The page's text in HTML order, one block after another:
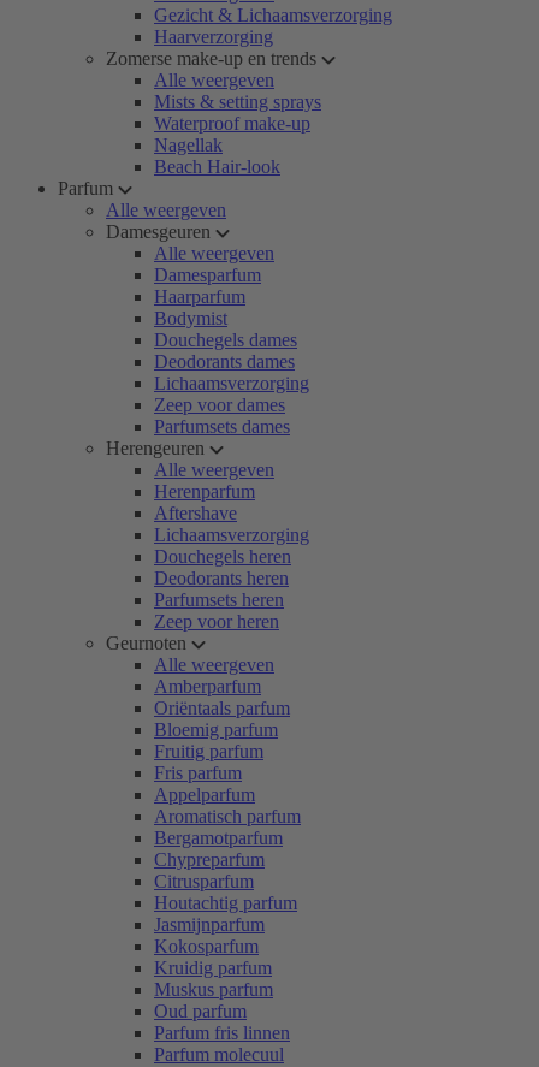
Gezicht & Lichaamsverzorging
Haarverzorging
Zomerse make-up en trends
Alle weergeven
Mists & setting sprays
Waterproof make-up
Nagellak
Beach Hair-look
Parfum
Alle weergeven
Damesgeuren
Alle weergeven
Damesparfum
Haarparfum
Bodymist
Douchegels dames
Deodorants dames
Lichaamsverzorging
Zeep voor dames
Parfumsets dames
Herengeuren
Alle weergeven
Herenparfum
Aftershave
Lichaamsverzorging
Douchegels heren
Deodorants heren
Parfumsets heren
Zeep voor heren
Geurnoten
Alle weergeven
Amberparfum
Oriëntaals parfum
Bloemig parfum
Fruitig parfum
Fris parfum
Appelparfum
Aromatisch parfum
Bergamotparfum
Chypreparfum
Citrusparfum
Houtachtig parfum
Jasmijnparfum
Kokosparfum
Kruidig parfum
Muskus parfum
Oud parfum
Parfum fris linnen
Parfum molecuul